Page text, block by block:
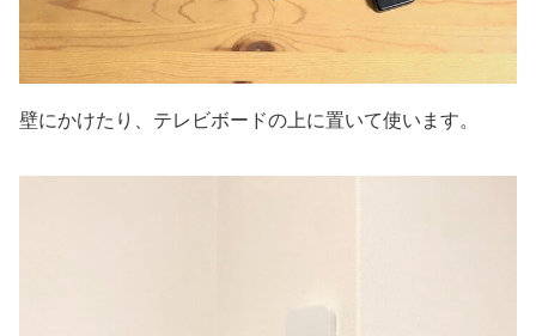
壁にかけたり、テレビボードの上に置いて使います。